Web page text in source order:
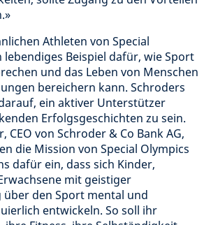
Athleten von Special
lebendiges Beispiel dafür, wie Sport
und das Leben von Menschen
bereichern kann. Schroders
ein aktiver Unterstützer
Erfolgsgeschichten zu sein.
CEO von Schroder & Co Bank AG,
die Mission von Special Olympics
dafür ein, dass sich Kinder,
mit geistiger
den Sport mental und
entwickeln. So soll ihr